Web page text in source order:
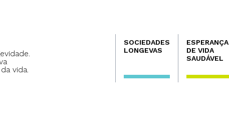
vida.
Navegación
principal
SOCIEDADES
LONGEVAS
ESPERANÇA
DE VIDA
SAUDÁVEL